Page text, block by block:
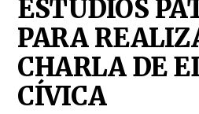
ESTUDIOS
PARA
CHARLA DE
CÍVICA